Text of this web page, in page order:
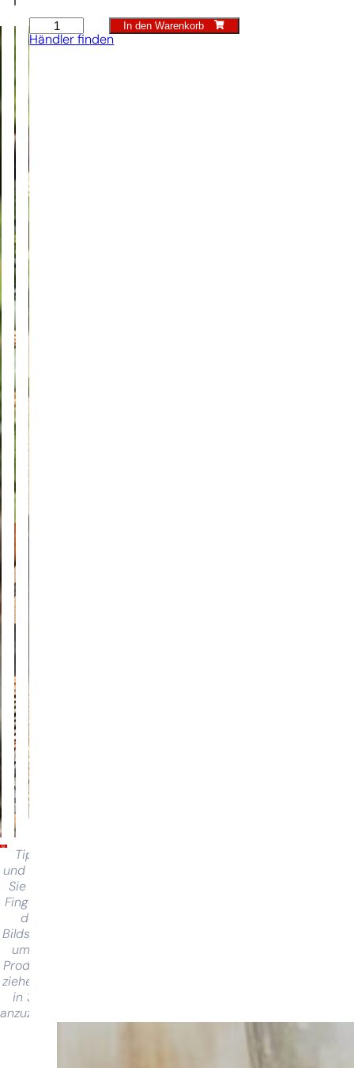
Tippen
und halten
Sie Ihren
Finger auf
dem
Bildschirm,
um das
Produkt zu
ziehen und
in 360°
anzuzeigen
Pflanzstock
Menge
In den Warenkorb
Händler finden